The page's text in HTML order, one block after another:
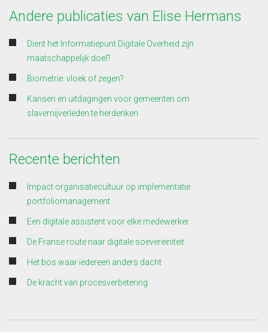
Andere publicaties van Elise Hermans
Dient het Informatiepunt Digitale Overheid zijn
maatschappelijk doel?
Biometrie: vloek of zegen?
Kansen en uitdagingen voor gemeenten om
slavernijverleden te herdenken
Recente berichten
Impact organisatiecultuur op implementatie
portfoliomanagement
Een digitale assistent voor elke medewerker
De Franse route naar digitale soevereiniteit
Het bos waar iedereen anders dacht
De kracht van procesverbetering